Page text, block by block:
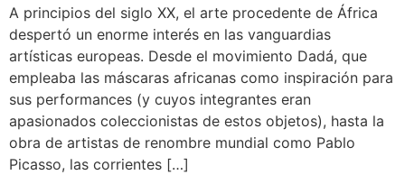
A principios del siglo XX, el arte procedente de África
despertó un enorme interés en las vanguardias
artísticas europeas. Desde el movimiento Dadá, que
empleaba las máscaras africanas como inspiración para
sus performances (y cuyos integrantes eran
apasionados coleccionistas de estos objetos), hasta la
obra de artistas de renombre mundial como Pablo
Picasso, las corrientes […]